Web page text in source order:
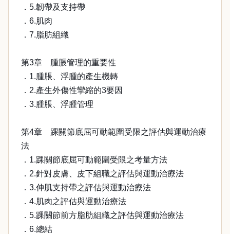
．5.韌帶及支持帶
．6.肌肉
．7.脂肪組織
第3章 腫脹管理的重要性
．1.腫脹、浮腫的產生機轉
．2.產生外傷性攣縮的3要因
．3.腫脹、浮腫管理
第4章 踝關節底屈可動範圍受限之評估與運動治療
法
．1.踝關節底屈可動範圍受限之考量方法
．2.針對皮膚、皮下組職之評估與運動治療法
．3.伸肌支持帶之評估與運動治療法
．4.肌肉之評估與運動治療法
．5.踝關節前方脂肪組織之評估與運動治療法
．6.總結